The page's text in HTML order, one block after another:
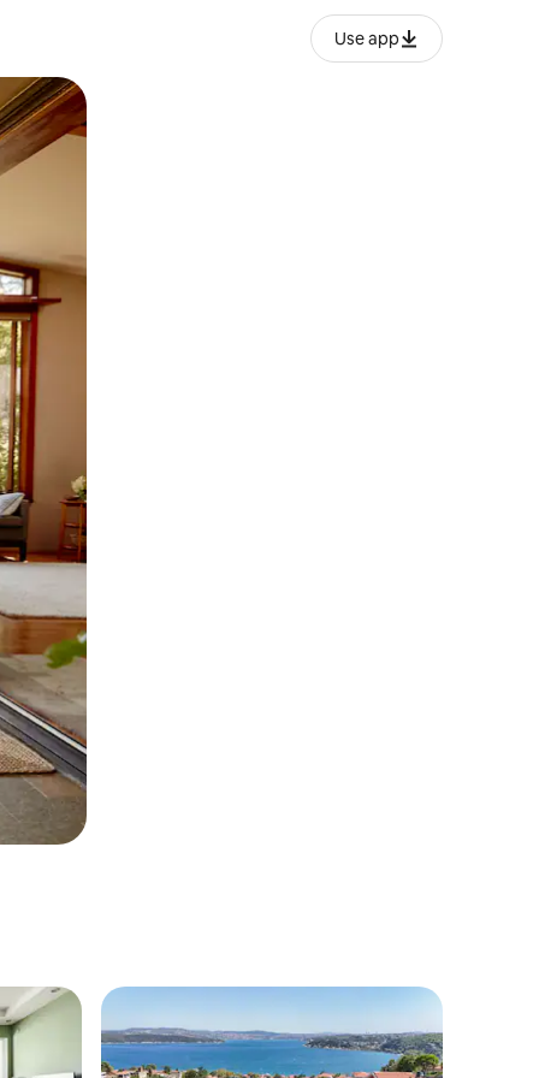
Use app
ekranin.